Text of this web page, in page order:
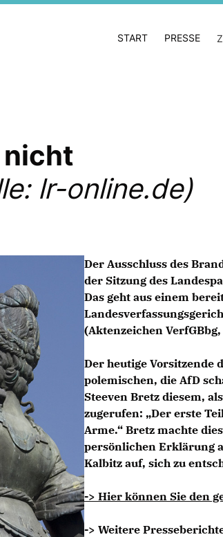
START PRESSE
nicht
lr-online.de)
Der Ausschluss des
der Sitzung des
Das geht aus einem
(Aktenzeichen
Der heutige Vorsitzende
polemischen, die AfD
Steeven Bretz diesem,
zugerufen: „Der erste
Arme.“ Bretz machte
persönlichen Erklärung
Kalbitz auf, sich zu
-> Hier können Sie den
-> Weitere